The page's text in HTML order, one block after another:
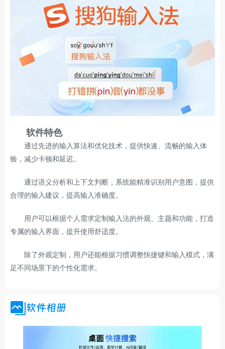
软件特色
通过先进的输入算法和优化技术，提供快速、流畅的输入体
验，减少卡顿和延迟。
通过语义分析和上下文判断，系统能精准识别用户意图，提供
合理的输入建议，提高输入准确度。
用户可以根据个人需求定制输入法的外观、主题和功能，打造
专属的输入界面，提升使用舒适度。
除了外观定制，用户还能根据习惯调整快捷键和输入模式，满
足不同场景下的个性化需求。
软件相册